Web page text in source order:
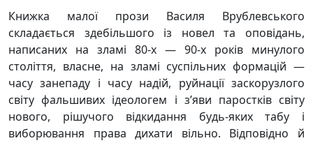
Книжка малої прози Василя Врублевського
складається здебільшого із новел та оповідань,
написаних на зламі 80-х — 90-х років минулого
століття, власне, на зламі суспільних формацій —
часу занепаду і часу надій, руйнації заскорузлого
світу фальшивих ідеологем і з’яви паростків світу
нового, рішучого відкидання будь-яких табу і
виборювання права дихати вільно. Відповідно й